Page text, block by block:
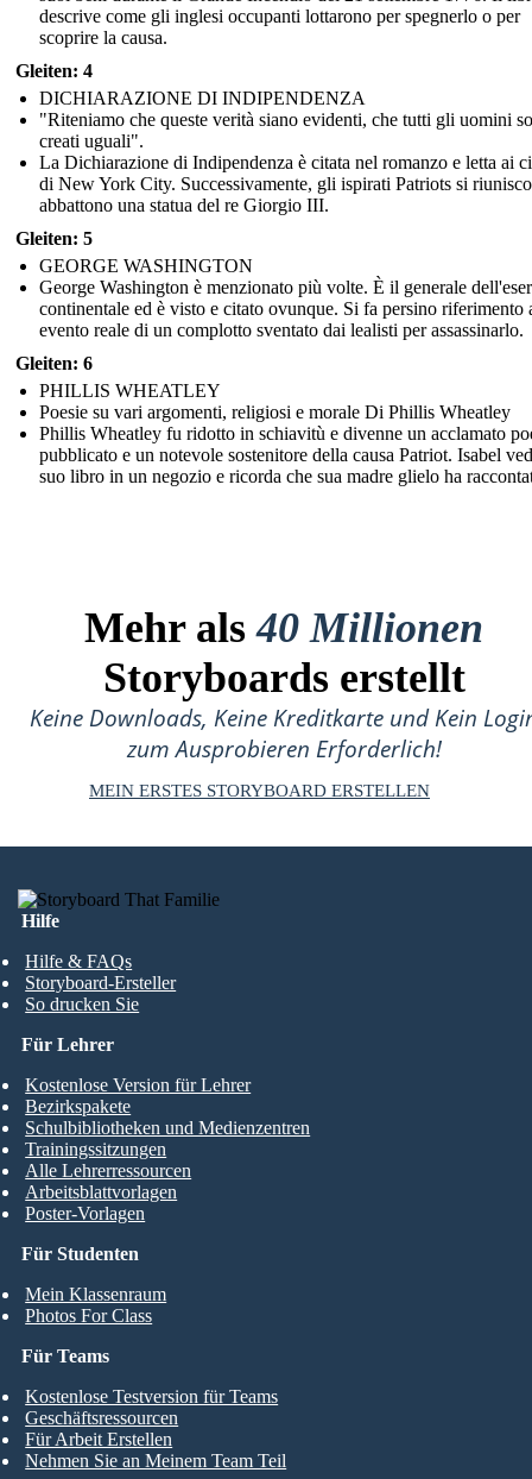
descrive come gli inglesi occupanti lottarono per spegnerlo o per
scoprire la causa.
Gleiten: 4
DICHIARAZIONE DI INDIPENDENZA
"Riteniamo che queste verità siano evidenti, che tutti gli uomini
creati uguali".
La Dichiarazione di Indipendenza è citata nel romanzo e letta ai
di New York City. Successivamente, gli ispirati Patriots si
abbattono una statua del re Giorgio III.
Gleiten: 5
GEORGE WASHINGTON
George Washington è menzionato più volte. È il generale
continentale ed è visto e citato ovunque. Si fa persino riferimento
evento reale di un complotto sventato dai lealisti per assassinarlo.
Gleiten: 6
PHILLIS WHEATLEY
Poesie su vari argomenti, religiosi e morale Di Phillis Wheatley
Phillis Wheatley fu ridotto in schiavitù e divenne un acclamato
pubblicato e un notevole sostenitore della causa Patriot. Isabel
suo libro in un negozio e ricorda che sua madre glielo ha
Mehr als40 Millionen
Storyboards erstellt
Keine Downloads, Keine Kreditkarte und Kein
zum Ausprobieren Erforderlich!
MEIN ERSTES STORYBOARD ERSTELLEN
Hilfe
Hilfe & FAQs
Storyboard-Ersteller
So drucken Sie
Für Studenten
Mein Klassenraum
Photos For Class
Für Lehrer
Kostenlose Version für Lehrer
Bezirkspakete
Schulbibliotheken und Medienzentren
Trainingssitzungen
Alle Lehrerressourcen
Arbeitsblattvorlagen
Poster-Vorlagen
Für Teams
Kostenlose Testversion für Teams
Geschäftsressourcen
Für Arbeit Erstellen
Nehmen Sie an Meinem Team Teil